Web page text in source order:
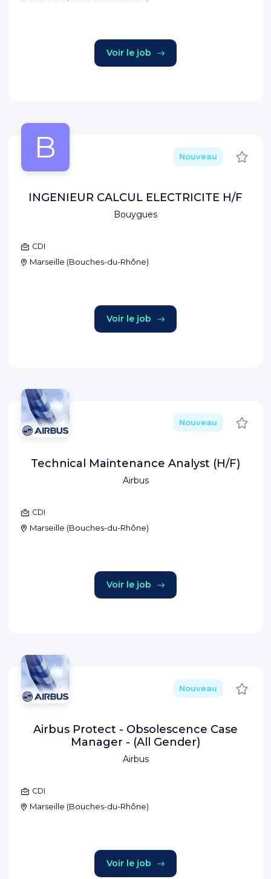
Voir le job
B
Bouygues
Nouveau
INGENIEUR CALCUL ELECTRICITE H/F
CDI
Marseille (Bouches-du-Rhône)
Voir le job
Airbus
Nouveau
Technical Maintenance Analyst (H/F)
CDI
Marseille (Bouches-du-Rhône)
Voir le job
Airbus
Nouveau
Airbus Protect - Obsolescence Case
Manager - (All Gender)
CDI
Marseille (Bouches-du-Rhône)
Voir le job